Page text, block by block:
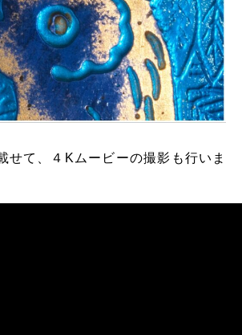
せて、４Kムービーの撮影も行いま